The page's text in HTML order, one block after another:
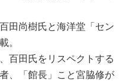
田尚樹氏と海洋堂「セン
。
百田氏をリスペクトする
、「館長」こと宮脇修が